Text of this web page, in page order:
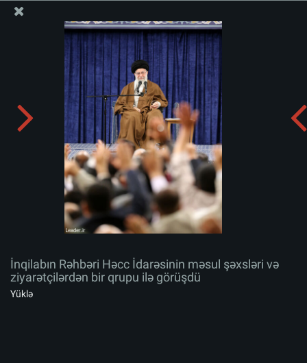
Ali Məqamlı Rəhbərin informasiya bloku
İnqilabın Rəhbəri Həcc İdarəsinin məsul şəxsləri və
ziyarətçilərdən bir qrupu ilə görüşdü
İnqilabın Rəhbəri Həcc İdarəsinin məsul şəxsləri və
ziyarətçilərdən bir qrupu ilə görüşdü
Yüklə